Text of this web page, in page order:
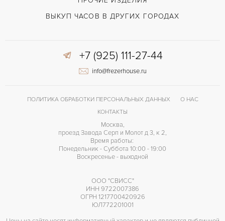
ВЫКУП ЧАСОВ В ДРУГИХ ГОРОДАХ
+7 (925) 111-27-44
info@frezerhouse.ru
ПОЛИТИКА ОБРАБОТКИ ПЕРСОНАЛЬНЫХ ДАННЫХ
О НАС
КОНТАКТЫ
Москва,
проезд Завода Серп и Молот д 3, к 2,
Время работы:
Понедельник - Суббота 10:00 - 19:00
Воскресенье - выходной
ООО "СВИСС"
ИНН 9722007386
ОГРН 1217700420926
ЮЛ772201001